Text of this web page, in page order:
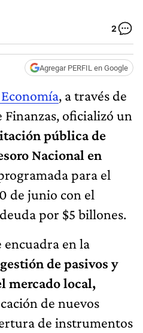
2
Agregar PERFIL en Google
, a través de
Finanzas, oficializó un
pública de
Nacional en
para el
de junio con el
por $5 billones.
encuadra en la
gestión de pasivos y
mercado local,
de nuevos
de instrumentos